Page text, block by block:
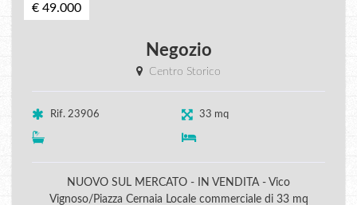
€ 49.000
Negozio
Centro Storico
Rif. 23906 33 mq
NUOVO SUL MERCATO - IN VENDITA - Vico
Vignoso/Piazza Cernaia Locale commerciale di 33 mq